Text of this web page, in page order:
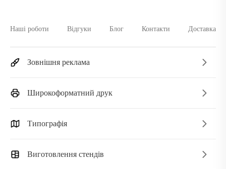
Наші роботи Відгуки Блог Контакти Доставка
Зовнішня реклама
Широкоформатний друк
Типографія
Виготовлення стендів